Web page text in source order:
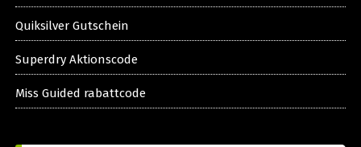
Quiksilver Gutschein
Superdry Aktionscode
Miss Guided rabattcode